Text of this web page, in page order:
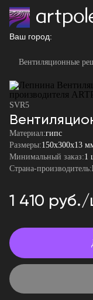
Ваш город:
Вентиляционные
SVR5
Материал:гипс
Размеры:150x300x13
Минимальный заказ:1
Страна-производитель:
1 410